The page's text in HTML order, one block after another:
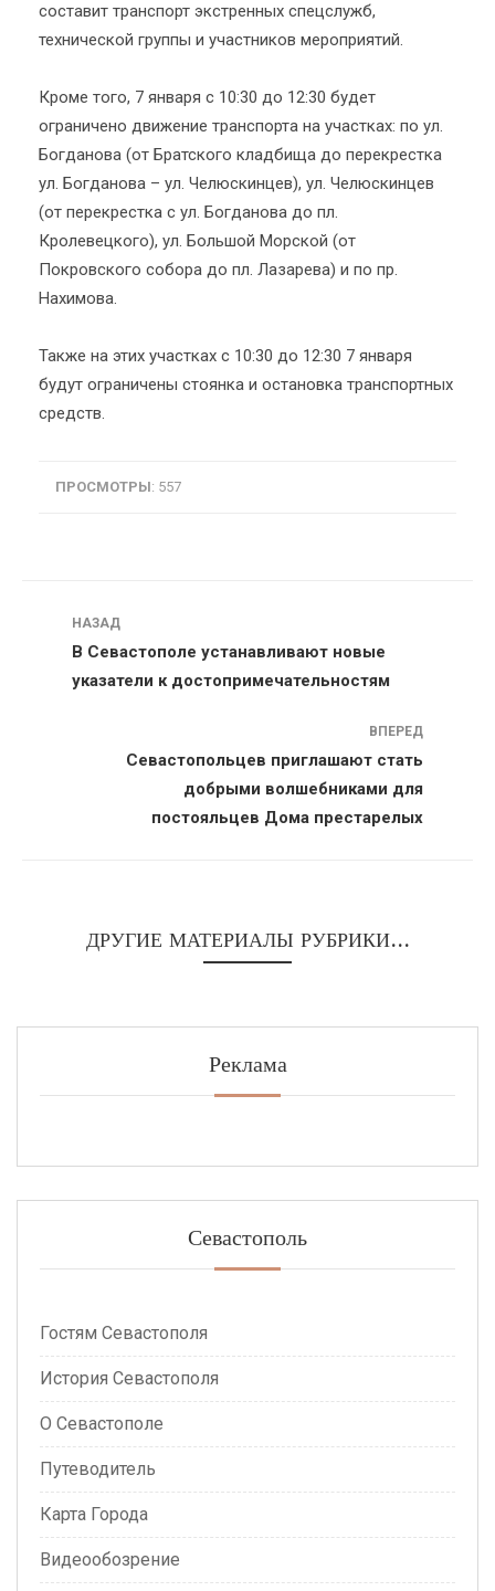
составит транспорт экстренных спецслужб,
технической группы и участников мероприятий.
Кроме того, 7 января с 10:30 до 12:30 будет
ограничено движение транспорта на участках: по ул.
Богданова (от Братского кладбища до перекрестка
ул. Богданова – ул. Челюскинцев), ул. Челюскинцев
(от перекрестка с ул. Богданова до пл.
Кролевецкого), ул. Большой Морской (от
Покровского собора до пл. Лазарева) и по пр.
Нахимова.
Также на этих участках с 10:30 до 12:30 7 января
будут ограничены стоянка и остановка транспортных
средств.
ПРОСМОТРЫ: 557
Навигация
НАЗАД
В Севастополе устанавливают новые
указатели к достопримечательностям
ВПЕРЕД
Севастопольцев приглашают стать
добрыми волшебниками для
постояльцев Дома престарелых
ДРУГИЕ МАТЕРИАЛЫ РУБРИКИ...
Реклама
Севастополь
Гостям Севастополя
История Севастополя
О Севастополе
Путеводитель
Карта Города
Видеообозрение